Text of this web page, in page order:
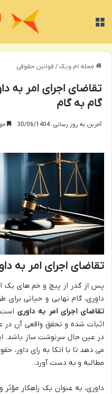
مجله ام ویک/ قوانین حقوقی
تقاضای اجرای امر به
گام به گام
آخرین به روز رسانی: 30/06/1404
تقاضای اجرای امر به
پس از گذر از پیچ و خم های یک
داوری، گام نهایی و حیاتی برای
تقاضای اجرای امر به داوریاست.
اثبات شده و تحقق واقعی آن در
در عین حال سرنوشت ساز باشد.
می دهد تا با اتکا به رای داور،
مطالبه و به دست آورد.
داوری، به عنوان یک راهکار